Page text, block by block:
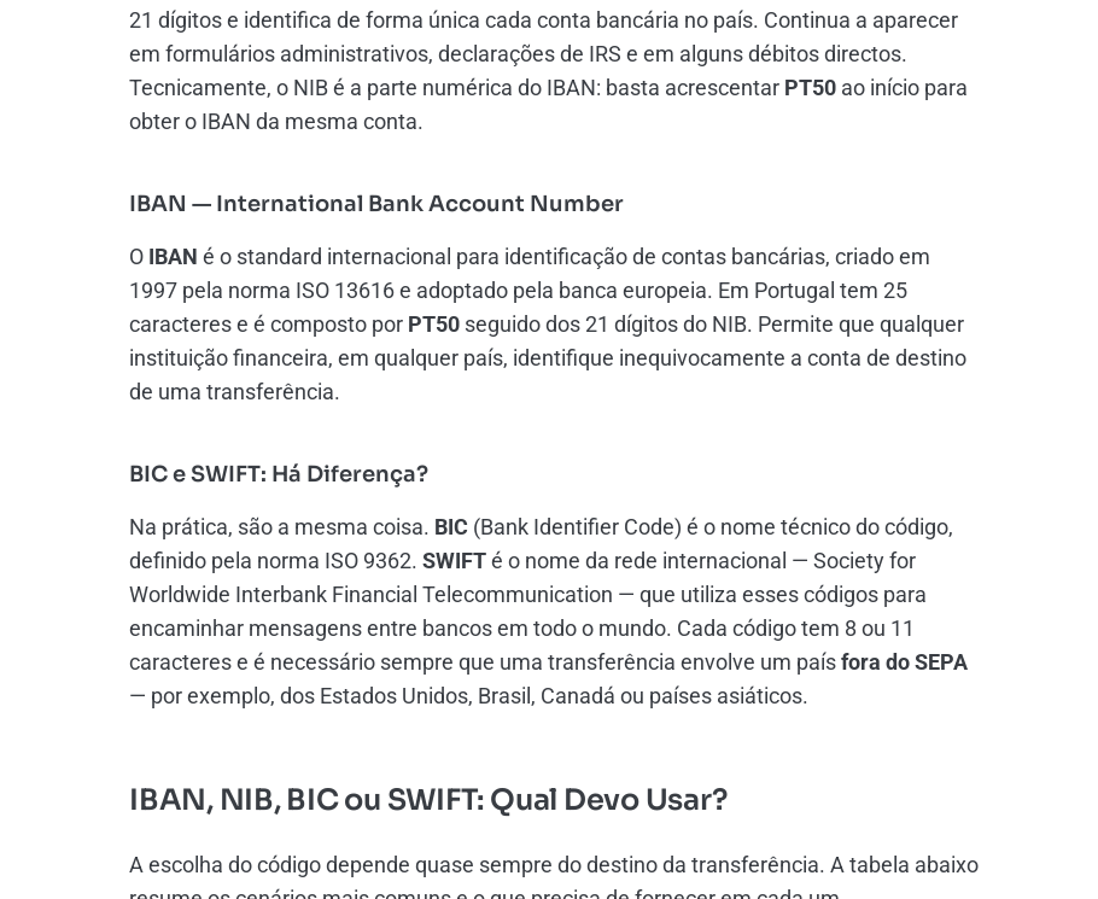
21 dígitos e identifica de forma única cada conta bancária no país. Continua a aparecer
em formulários administrativos, declarações de IRS e em alguns débitos directos.
Tecnicamente, o NIB é a parte numérica do IBAN: basta acrescentar PT50 ao início para
obter o IBAN da mesma conta.
IBAN — International Bank Account Number
O IBAN é o standard internacional para identificação de contas bancárias, criado em
1997 pela norma ISO 13616 e adoptado pela banca europeia. Em Portugal tem 25
caracteres e é composto por PT50 seguido dos 21 dígitos do NIB. Permite que qualquer
instituição financeira, em qualquer país, identifique inequivocamente a conta de destino
de uma transferência.
BIC e SWIFT: Há Diferença?
Na prática, são a mesma coisa. BIC (Bank Identifier Code) é o nome técnico do código,
definido pela norma ISO 9362. SWIFTé o nome da rede internacional — Society for
Worldwide Interbank Financial Telecommunication — que utiliza esses códigos para
encaminhar mensagens entre bancos em todo o mundo. Cada código tem 8 ou 11
caracteres e é necessário sempre que uma transferência envolve um paísfora do SEPA
— por exemplo, dos Estados Unidos, Brasil, Canadá ou países asiáticos.
IBAN, NIB, BIC ou SWIFT: Qual Devo Usar?
A escolha do código depende quase sempre do destino da transferência. A tabela abaixo